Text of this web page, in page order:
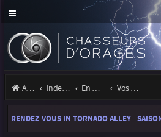
Accueil Index du forum En marge des orages Vos sites, projets, expositions
RENDEZ-VOUS IN TORNADO ALLEY -